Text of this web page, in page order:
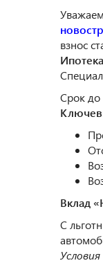
взнос
Срок до
Вклад
С